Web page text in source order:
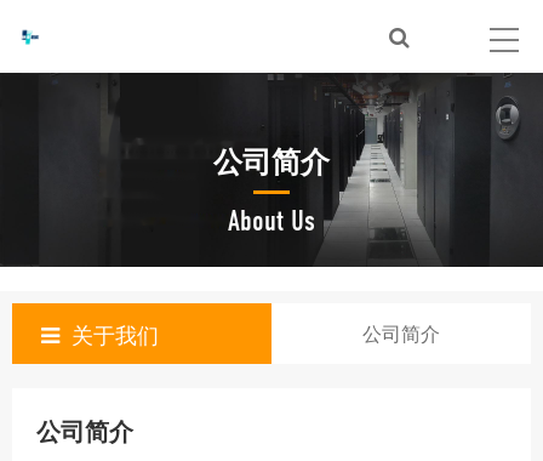
公司简介
About Us
关于我们 公司简介
公司简介